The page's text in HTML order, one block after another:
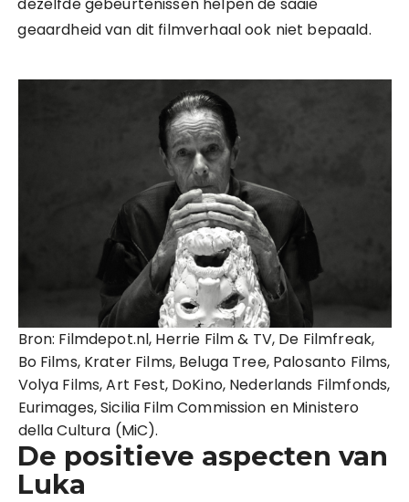
dezelfde gebeurtenissen helpen de saaie
geaardheid van dit filmverhaal ook niet bepaald.
Bron: Filmdepot.nl, Herrie Film & TV, De Filmfreak,
Bo Films, Krater Films, Beluga Tree, Palosanto Films,
Volya Films, Art Fest, DoKino, Nederlands Filmfonds,
Eurimages, Sicilia Film Commission en Ministero
della Cultura (MiC).
De positieve aspecten van
Luka